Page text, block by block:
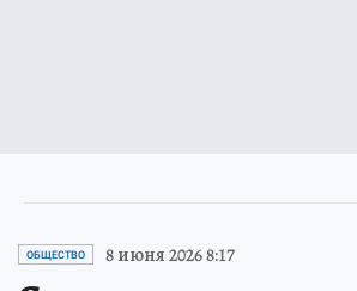
ОБЩЕСТВО 8 июня 2026 8:17